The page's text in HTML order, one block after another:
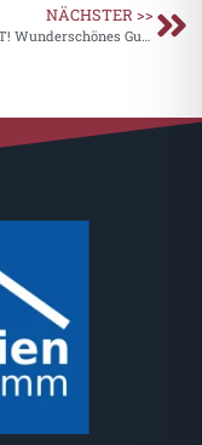
NÄCHSTER >>
VERKAUFT! Wunderschönes Gulfhaus in Uplengen